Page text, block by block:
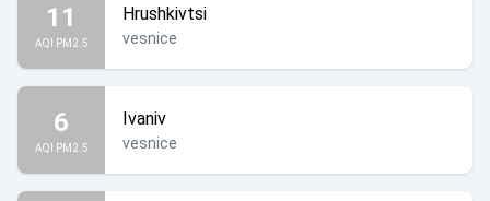
11
AQI PM2.5
Hrushkivtsi
vesnice
6
AQI PM2.5
Ivaniv
vesnice